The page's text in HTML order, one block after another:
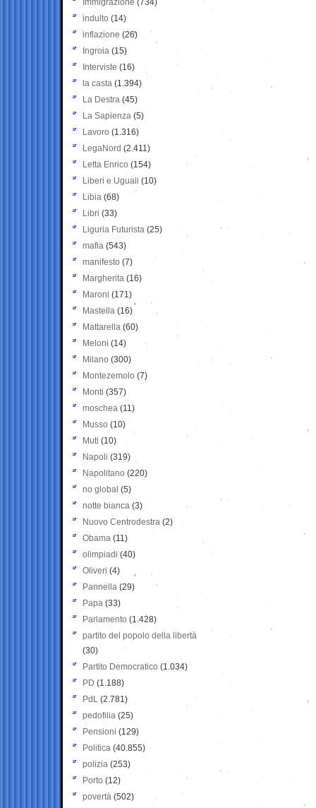
Immigrazione (734)
indulto (14)
inflazione (26)
Ingroia (15)
Interviste (16)
la casta (1.394)
La Destra (45)
La Sapienza (5)
Lavoro (1.316)
LegaNord (2.411)
Letta Enrico (154)
Liberi e Uguali (10)
Libia (68)
Libri (33)
Liguria Futurista (25)
mafia (543)
manifesto (7)
Margherita (16)
Maroni (171)
Mastella (16)
Mattarella (60)
Meloni (14)
Milano (300)
Montezemolo (7)
Monti (357)
moschea (11)
Musso (10)
Muti (10)
Napoli (319)
Napolitano (220)
no global (5)
notte bianca (3)
Nuovo Centrodestra (2)
Obama (11)
olimpiadi (40)
Oliveri (4)
Pannella (29)
Papa (33)
Parlamento (1.428)
partito del popolo della libertà
(30)
Partito Democratico (1.034)
PD (1.188)
PdL (2.781)
pedofilia (25)
Pensioni (129)
Politica (40.855)
polizia (253)
Porto (12)
povertà (502)